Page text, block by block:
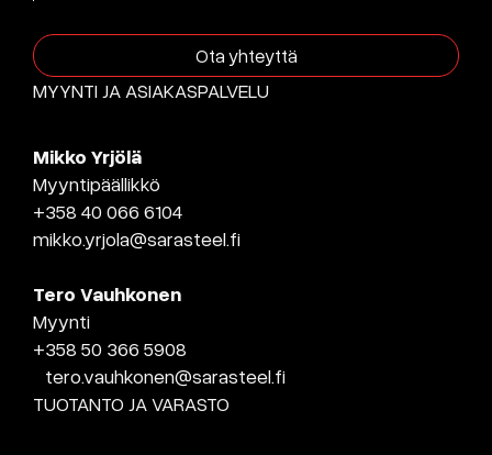
Ota yhteyttä
MYYNTI JA ASIAKASPALVELU
Mikko Yrjölä
Myyntipäällikkö
+358 40 066 6104
mikko.yrjola@sarasteel.fi
Tero Vauhkonen
Myynti
+358 50 366 5908
tero.vauhkonen@sarasteel.fi
TUOTANTO JA VARASTO